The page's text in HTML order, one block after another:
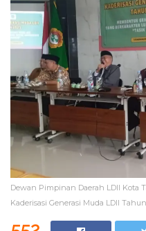
Dewan Pimpinan Daerah LDII Kota
Kaderisasi Generasi Muda LDII